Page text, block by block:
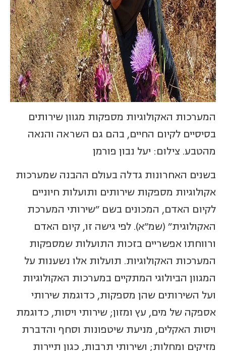
המערכות האקולוגיות מספקות מגוון שירותים
בסיסיים לקיום החיים, בהם גם השראה והנאה
מהטבע. צילום: יעל נבון פורמן
בשנים האחרונות גדלה בעולם ההבנה שמערכות
אקולוגיות מספקות שירותים ותועלות חיוניים
לקיום האדם, המכונים בשם "שירותי המערכת
האקולוגית" (שמ"א). לפי גישה זו, קיום האדם
ורווחתו אפשריים בזכות התועלות שמספקות
המערכות האקולוגיות. תועלות אלו נשענות על
המגוון הביולוגי המתקיים במערכות האקולוגיות
ועל השירותים שהן מספקות, כדוגמת שירותי
אספקה של מים, עץ ומזון; שירותי ויסות, כדוגמת
ויסות האקלים, מניעת שיטפונות וסחף והדברת
מזיקים ומחלות; ושירותי תרבות, כגון תיירות